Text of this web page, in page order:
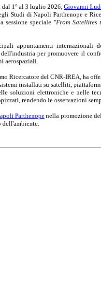
dal 1° al 3 luglio 2026,Giovanni
Studi di Napoli Parthenope e
sessione speciale "From Satellites
appuntamenti internazionali
dell'industria per promuovere il
aerospaziali.
Ricercatore del CNR-IREA, ha
installati su satelliti,
soluzioni elettroniche e nelle
rendendo le osservazioni
Parthenope nella promozione
dell'ambiente.